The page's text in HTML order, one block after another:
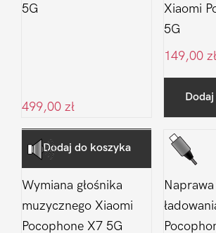
5G
499,00 zł
Dodaj do koszyka
Xiaomi
5G
149,00 zł
Wymiana głośnika
muzycznego Xiaomi
Pocophone X7 5G